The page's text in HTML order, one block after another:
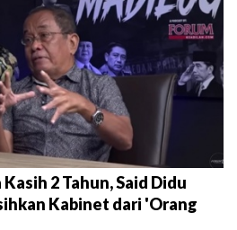
2 Tahun, Said Didu
Kabinet dari 'Orang